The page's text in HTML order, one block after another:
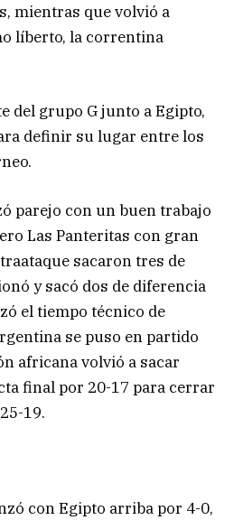
mientras que volvió a
líberto, la correntina
del grupo G junto a Egipto,
definir su lugar entre los
parejo con un buen trabajo
Las Panteritas con gran
sacaron tres de
y sacó dos de diferencia
el tiempo técnico de
se puso en partido
africana volvió a sacar
final por 20-17 para cerrar
19.
con Egipto arriba por 4-0,